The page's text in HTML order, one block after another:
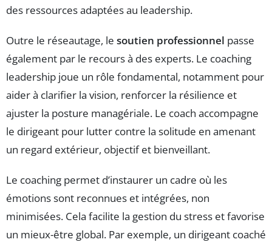
des ressources adaptées au leadership.
Outre le réseautage, le soutien professionnel passe
également par le recours à des experts. Le coaching
leadership joue un rôle fondamental, notamment pour
aider à clarifier la vision, renforcer la résilience et
ajuster la posture managériale. Le coach accompagne
le dirigeant pour lutter contre la solitude en amenant
un regard extérieur, objectif et bienveillant.
Le coaching permet d’instaurer un cadre où les
émotions sont reconnues et intégrées, non
minimisées. Cela facilite la gestion du stress et favorise
un mieux-être global. Par exemple, un dirigeant coaché